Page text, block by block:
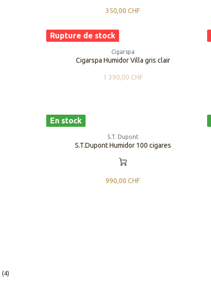
(4)
350,00 CHF
Rupture de stock
Cigarspa
​​Cigarspa Humidor Villa gris clair
1 390,00 CHF
En stock
S.T. Dupont
S.T.Dupont Humidor 100 cigares
990,00 CHF